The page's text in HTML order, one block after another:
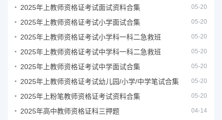
2025年上教师资格证考试面试资料合集 05-20
2025年上教师资格证考试小学面试合集 05-20
2025年上教师资格证考试小学科一科二急救班 05-20
2025年上教师资格证考试中学科一科二急救班 05-20
2025年上教师资格证考试中学面试合集 05-20
2025年上教师资格证考试幼儿园/小学/中学笔试合集 05-20
2025年上粉笔教师资格证考试资料合集 05-20
2025年高中教师资格证科三押题 04-14